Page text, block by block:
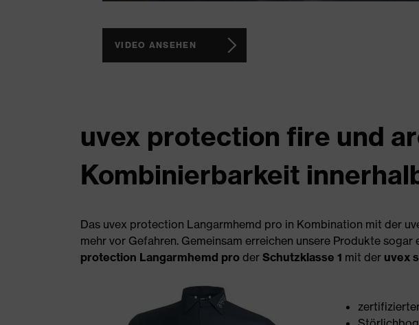
VIDEO ANSEHEN
uvex protection fire und
Kombinierbarkeit
Das uvex protection Langarmhemd pro in Kombination mit der
mehr vor Gefahren. Gemeinsam erreichen unsere Produkte sogar
protection Langarmhemd pro der Schutzklasse 1 mit der uvex